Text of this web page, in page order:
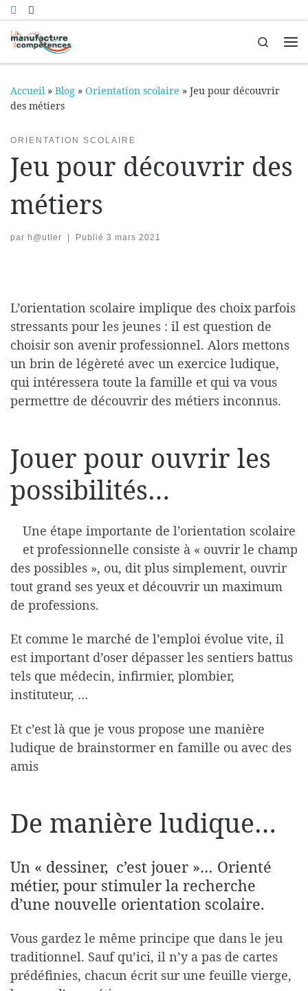
Passer au contenu
Search
Accueil » Blog » Orientation scolaire » Jeu pour découvrir
des métiers
ORIENTATION SCOLAIRE
Jeu pour découvrir des
métiers
par h@utier | Publié 3 mars 2021
L’orientation scolaire implique des choix parfois
stressants pour les jeunes : il est question de
choisir son avenir professionnel. Alors mettons
un brin de légèreté avec un exercice ludique,
qui intéressera toute la famille et qui va vous
permettre de découvrir des métiers inconnus.
Jouer pour ouvrir les
possibilités…
Une étape importante de l’orientation scolaire
et professionnelle consiste à « ouvrir le champ
des possibles », ou, dit plus simplement, ouvrir
tout grand ses yeux et découvrir un maximum
de professions.
Et comme le marché de l’emploi évolue vite, il
est important d’oser dépasser les sentiers battus
tels que médecin, infirmier, plombier,
instituteur, …
Et c’est là que je vous propose une manière
ludique de brainstormer en famille ou avec des
amis
De manière ludique…
Un « dessiner, c’est jouer »… Orienté
métier, pour stimuler la recherche
d’une nouvelle orientation scolaire.
Vous gardez le même principe que dans le jeu
traditionnel. Sauf qu’ici, il n’y a pas de cartes
prédéfinies, chacun écrit sur une feuille vierge,